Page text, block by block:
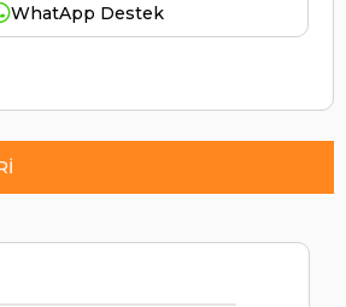
WhatApp Destek